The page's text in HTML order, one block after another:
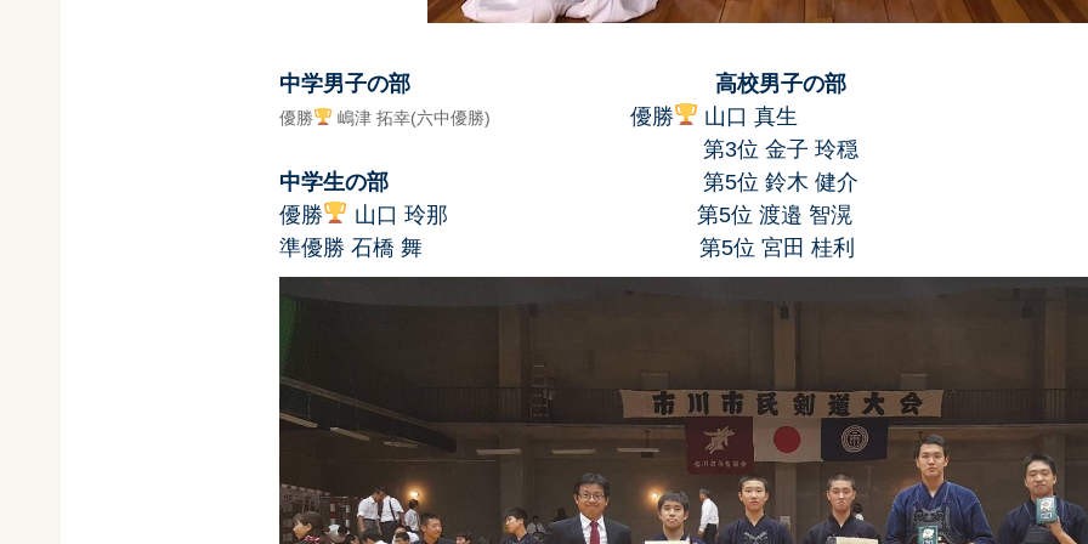
中学男子の部 高校男子の部
優勝 嶋津 拓幸(六中優勝) 優勝
山口 真生
第3位 金子 玲穏
中学生の部 第5位 鈴木 健介
優勝
山口 玲那 第5位 渡邉 智滉
準優勝 石橋 舞 第5位 宮田 桂利